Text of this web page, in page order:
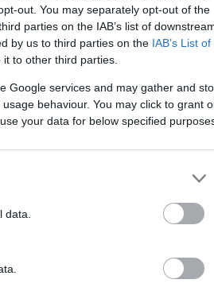
out. You may separately opt-out of the
parties on the IAB’s list of
by us to third parties on the IAB’s List of
to other third parties.
Google services and may gather and
behaviour. You may click to grant
your data for below specified